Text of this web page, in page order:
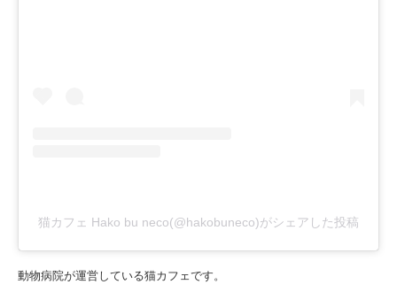
猫カフェ Hako bu neco(@hakobuneco)がシェアした投稿
動物病院が運営している猫カフェです。